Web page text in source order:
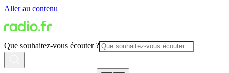
Aller au contenu
Que souhaitez-vous écouter ?